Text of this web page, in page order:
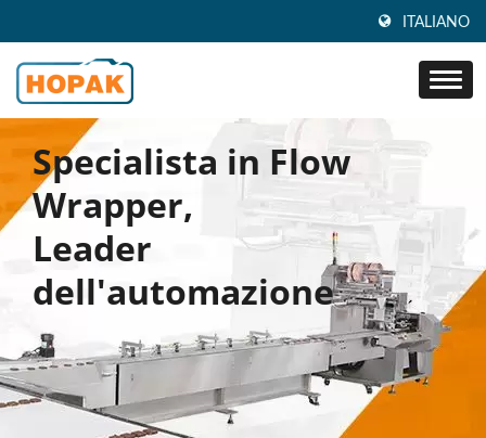
ITALIANO
Specialista in Flow
Wrapper,
Leader
dell'automazione